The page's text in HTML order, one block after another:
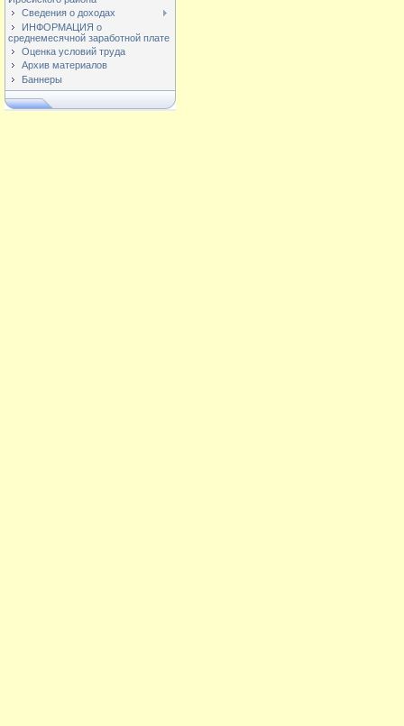
Сведения о доходах
ИНФОРМАЦИЯ о
среднемесячной заработной плате
Оценка условий труда
Архив материалов
Баннеры